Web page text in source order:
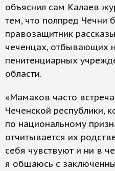
объяснил сам Калаев
тем, что полпред Чечни
правозащитник
чеченцах, отбывающих
пенитенциарных
области.
«Мамаков часто
Чеченской республики,
по национальному
отчитывается их
себя чувствуют и ни в
я общаюсь с